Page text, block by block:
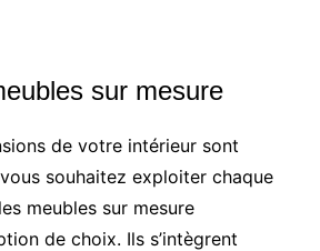
sur mesure
de votre intérieur sont
souhaitez exploiter chaque
meubles sur mesure
de choix. Ils s’intègrent